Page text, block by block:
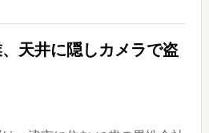
去
天井に隠しカメラで盗